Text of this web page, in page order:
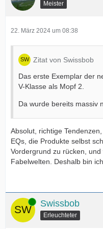
Meister
22. März 2024 um 08:38
Zitat von Swissbob
Das erste Exemplar der
V-Klasse als Mopf 2.
Da wurde bereits massiv
Absolut, richtige
EQs, die Produkte selbst
Vordergrund zu rücken,
Fabelwelten. Deshalb bin
Online Swissbob
Erleuchteter